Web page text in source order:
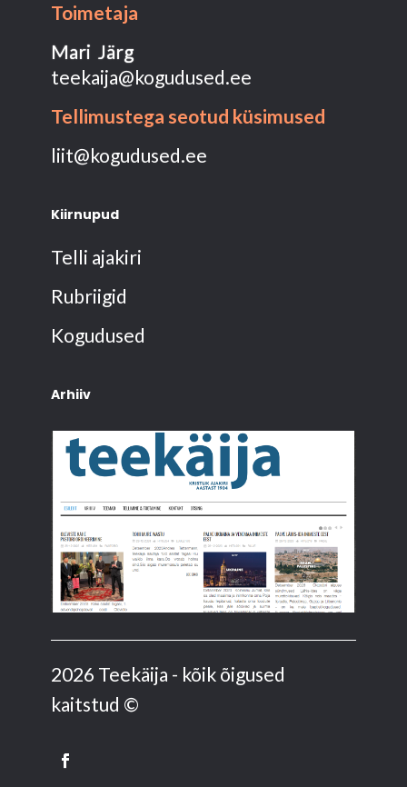
Toimetaja
Mari Järg
teekaija@kogudused.ee
Tellimustega seotud küsimused
liit@kogudused.ee
Kiirnupud
Telli ajakiri
Rubriigid
Kogudused
Arhiiv
2026 Teekäija - kõik õigused
kaitstud ©